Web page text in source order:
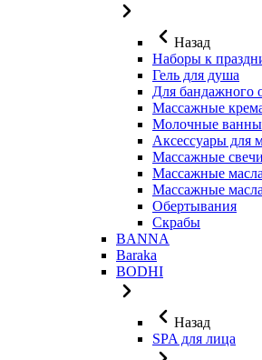
Назад
Наборы к
Гель для душа
Для бандажного
Массажные
Молочные ванны
Аксессуары для
Массажные свечи
Массажные
Массажные
Обертывания
Скрабы
BANNA
Baraka
BODHI
Назад
SPA для лица